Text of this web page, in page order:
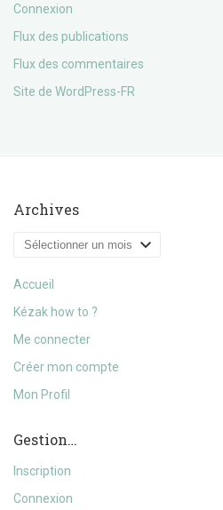
Connexion
Flux des publications
Flux des commentaires
Site de WordPress-FR
Archives
Archives
Accueil
Kézak how to ?
Me connecter
Créer mon compte
Mon Profil
Gestion…
Inscription
Connexion